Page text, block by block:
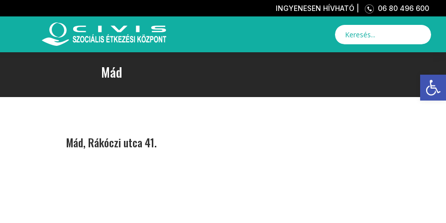
INGYENESEN HÍVHATÓ | 06 80 496 600
Mád
Mád, Rákóczi utca 41.